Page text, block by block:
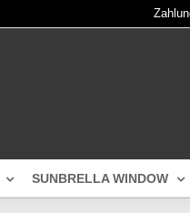
SUNBRELLA WINDOW